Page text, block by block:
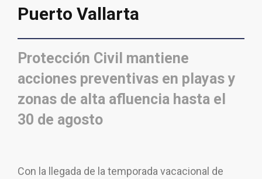
Puerto Vallarta
Protección Civil mantiene
acciones preventivas en playas y
zonas de alta afluencia hasta el
30 de agosto
Con la llegada de la temporada vacacional de